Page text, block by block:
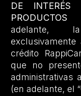
DE
PRODUCTOS
adelante,
crédito
que no
administrativas
(en adelante, el